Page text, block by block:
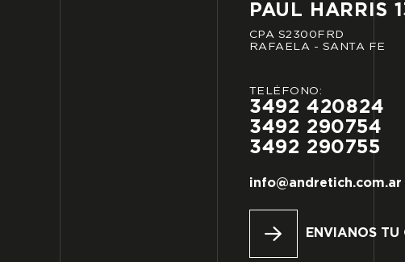
PAUL HARRIS
CPA S2300FRD
RAFAELA - SANTA FE
TELÉFONO:
3492 420824
3492 290754
3492 290755
info@andretich.com.ar
ENVIANOS TU